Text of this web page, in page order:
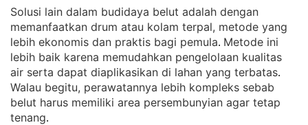
Solusi lain dalam budidaya belut adalah dengan
memanfaatkan drum atau kolam terpal, metode yang
lebih ekonomis dan praktis bagi pemula. Metode ini
lebih baik karena memudahkan pengelolaan kualitas
air serta dapat diaplikasikan di lahan yang terbatas
Walau begitu, perawatannya lebih kompleks sebab
belut harus memiliki area persembunyian agar tetap
tenang.